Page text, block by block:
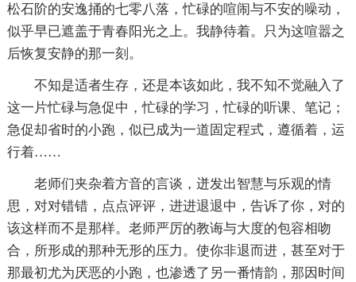
松石阶的安逸捅的七零八落，忙碌的喧闹与不安的噪动，
似乎早已遮盖于青春阳光之上。我静待着。只为这喧嚣之
后恢复安静的那一刻。
不知是适者生存，还是本该如此，我不知不觉融入了
这一片忙碌与急促中，忙碌的学习，忙碌的听课、笔记；
急促却省时的小跑，似已成为一道固定程式，遵循着，运
行着……
老师们夹杂着方音的言谈，迸发出智慧与乐观的情
思，对对错错，点点评评，进进退退中，告诉了你，对的
该这样而不是那样。老师严厉的教诲与大度的包容相吻
合，所形成的那种无形的压力。使你非退而进，甚至对于
那最初尤为厌恶的小跑，也渗透了另一番情韵，那因时间